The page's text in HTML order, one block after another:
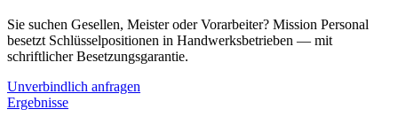
Sie suchen Gesellen, Meister oder Vorarbeiter? Mission Personal
besetzt Schlüsselpositionen in Handwerksbetrieben — mit
schriftlicher Besetzungsgarantie.
Unverbindlich anfragen
Ergebnisse